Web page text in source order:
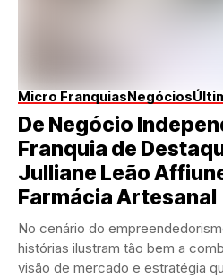
Micro FranquiasNegócios
De Negócio
Franquia de
Julliane Leão
Farmácia Artesanal
No cenário do
histórias ilustram tão bem a
visão de mercado e estratégia